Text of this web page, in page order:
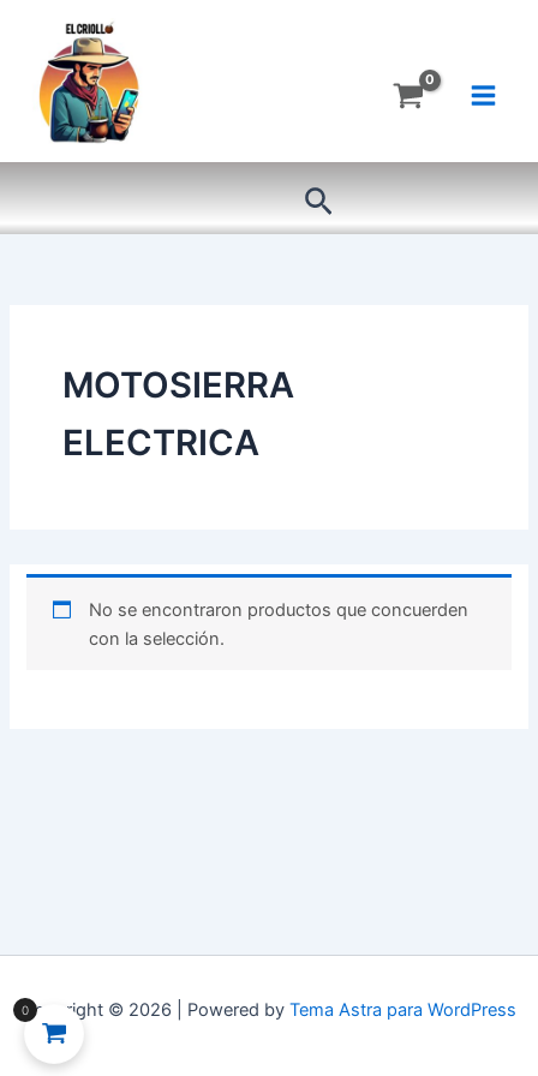
contenido
Buscar
MOTOSIERRA
ELECTRICA
No se encontraron productos que concuerden
con la selección.
Copyright © 2026 | Powered by Tema Astra para WordPress
0